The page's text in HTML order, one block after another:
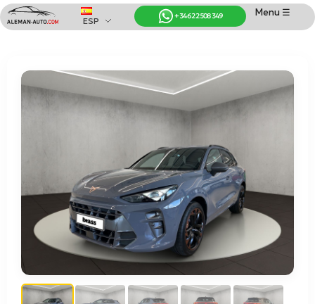
Coches de Alemania
Importación de Coches de Alemania
Menu ☰
+34 622 508 349
ESP